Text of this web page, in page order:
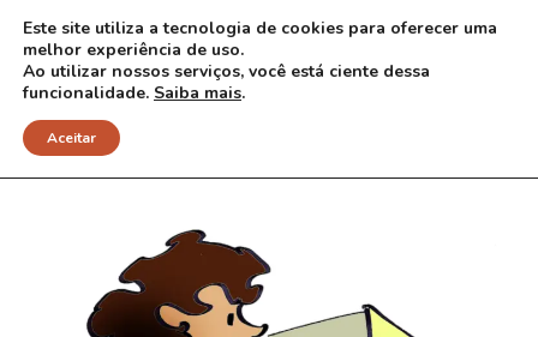
Este site utiliza a tecnologia de cookies para oferecer uma
melhor experiência de uso.
Ao utilizar nossos serviços, você está ciente dessa
funcionalidade. Saiba mais.
Aceitar